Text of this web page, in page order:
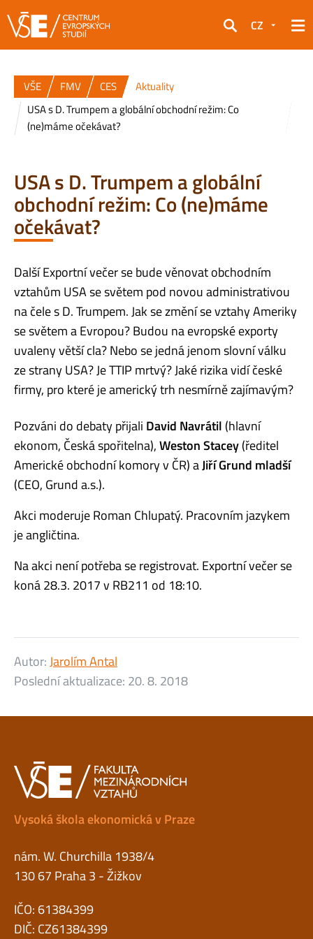
Hledat
CZ
VŠE FMV CES
Aktuality
USA s D. Trumpem a globální obchodní režim: Co
(ne)máme očekávat?
USA s D. Trumpem a globální
obchodní režim: Co (ne)máme
očekávat?
Další Exportní večer se bude věnovat obchodním
vztahům USA se světem pod novou administrativou
na čele s D. Trumpem. Jak se změní se vztahy Ameriky
se světem a Evropou? Budou na evropské exporty
uvaleny větší cla? Nebo se jedná jenom slovní válku
ze strany USA? Je TTIP mrtvý? Jaké rizika vidí české
firmy, pro které je americký trh nesmírně zajímavým?
Pozváni do debaty přijali David Navrátil (hlavní
ekonom, Česká spořitelna),Weston Stacey(ředitel
Americké obchodní komory v ČR) aJiří Grund mladší
(CEO, Grund a.s.).
Akci moderuje Roman Chlupatý. Pracovním jazykem
je angličtina.
Na akci není potřeba se registrovat. Exportní večer se
koná 28.3. 2017 v RB211 od 18:10.
Autor:Jarolím Antal
Poslední aktualizace: 20. 8. 2018
Vysoká škola ekonomická v Praze
nám. W. Churchilla 1938/4
130 67 Praha 3 - Žižkov
IČO: 61384399
DIČ: CZ61384399